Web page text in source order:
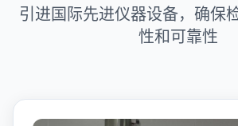
引进国际先进仪器设备，确保
性和可靠性